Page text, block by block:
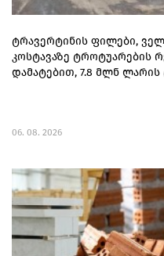
ტრავერტინის ფილები,
კოსტავაზე ტროტუარების
დამატებით, 7.8 მლნ
06. 08. 2026